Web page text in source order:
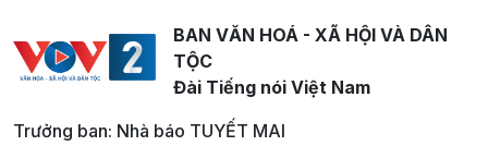
BAN VĂN HOÁ - XÃ HỘI VÀ DÂN
TỘC
Đài Tiếng nói Việt Nam
Trưởng ban: Nhà báo TUYẾT MAI